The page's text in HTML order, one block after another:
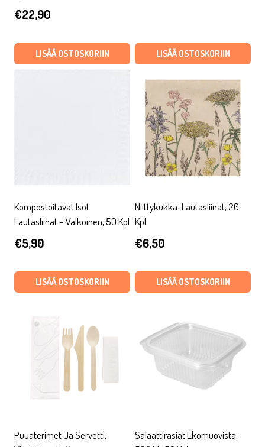
€22,90
LISÄÄ OSTOSKORIIN
€2,50.€0,75.
LISÄÄ OSTOSKORIIN
Kompostoitavat Isot
Lautasliinat – Valkoinen, 50 Kpl
€5,90
LISÄÄ OSTOSKORIIN
Niittykukka-Lautasliinat, 20
Kpl
€6,50
LISÄÄ OSTOSKORIIN
Puuaterimet Ja Servetti,
Salaattirasiat Ekomuovista,